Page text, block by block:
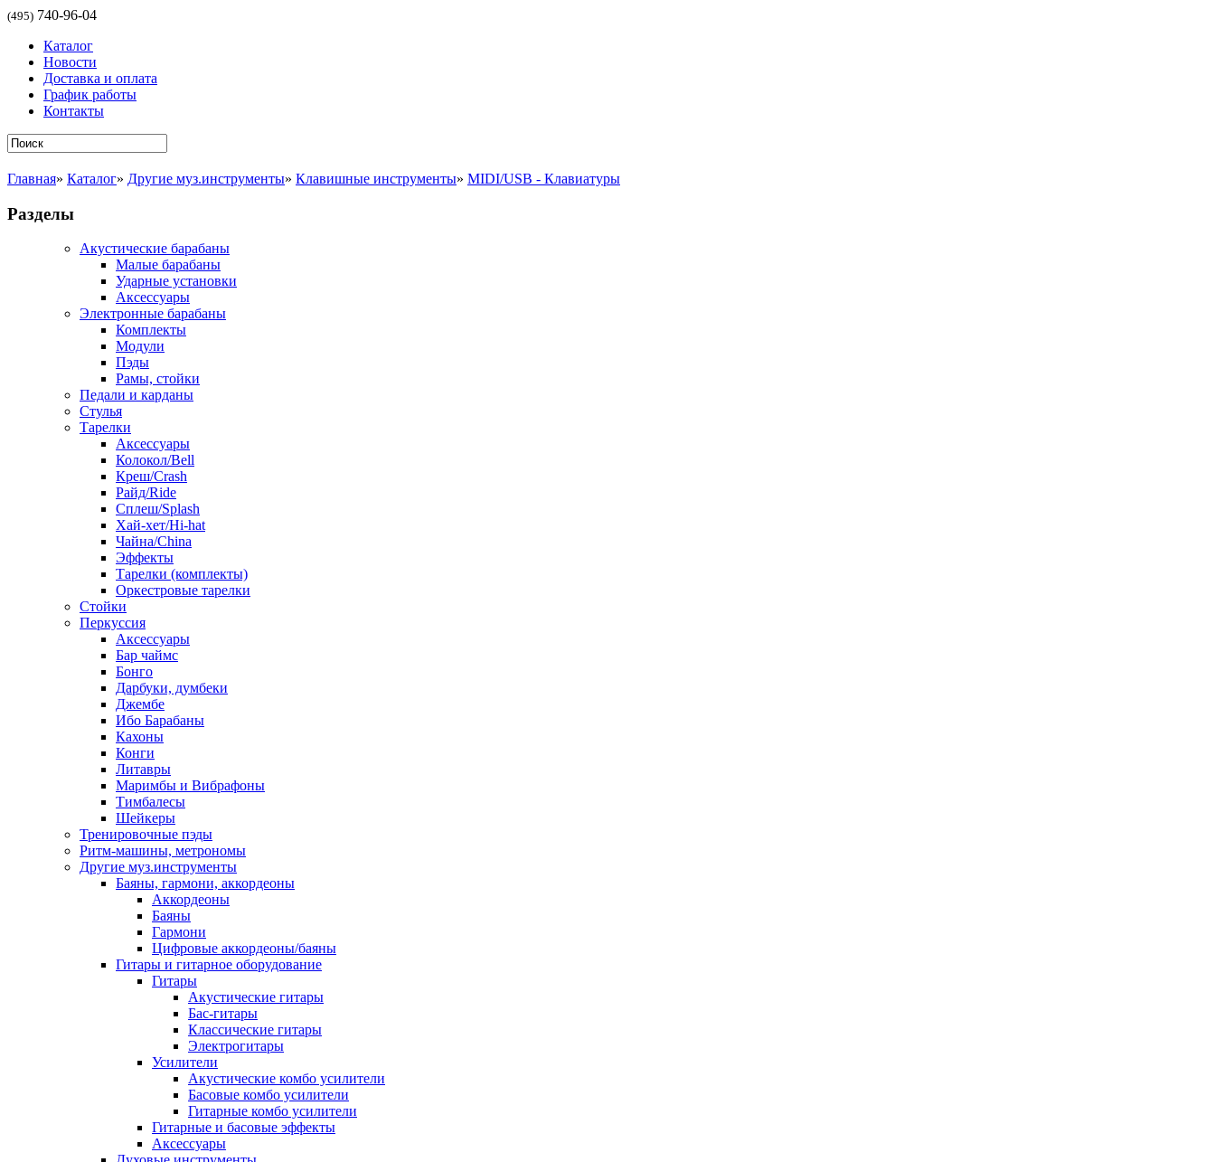
(495) 740-96-04
Каталог
Новости
Доставка и оплата
График работы
Контакты
Главная» Каталог» Другие муз.инструменты» Клавишные инструменты» MIDI/USB - Клавиатуры
Разделы
Акустические барабаны
Малые барабаны
Ударные установки
Аксессуары
Электронные барабаны
Комплекты
Модули
Пэды
Рамы, стойки
Педали и карданы
Стулья
Тарелки
Аксессуары
Колокол/Bell
Креш/Crash
Райд/Ride
Сплеш/Splash
Хай-хет/Hi-hat
Чайна/China
Эффекты
Тарелки (комплекты)
Оркестровые тарелки
Стойки
Перкуссия
Аксессуары
Бар чаймс
Бонго
Дарбуки, думбеки
Джембе
Ибо Барабаны
Кахоны
Конги
Литавры
Маримбы и Вибрафоны
Тимбалесы
Шейкеры
Тренировочные пэды
Ритм-машины, метрономы
Другие муз.инструменты
Баяны, гармони, аккордеоны
Аккордеоны
Баяны
Гармони
Цифровые аккордеоны/баяны
Гитары и гитарное оборудование
Гитары
Акустические гитары
Бас-гитары
Классические гитары
Электрогитары
Усилители
Акустические комбо усилители
Басовые комбо усилители
Гитарные комбо усилители
Гитарные и басовые эффекты
Аксессуары